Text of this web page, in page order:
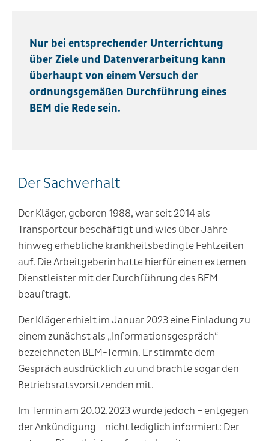
Nur bei entsprechender Unterrichtung
über Ziele und Datenverarbeitung kann
überhaupt von einem Versuch der
ordnungsgemäßen Durchführung eines
BEM die Rede sein.
Der Sachverhalt
Der Kläger, geboren 1988, war seit 2014 als
Transporteur beschäftigt und wies über Jahre
hinweg erhebliche krankheitsbedingte Fehlzeiten
auf. Die Arbeitgeberin hatte hierfür einen externen
Dienstleister mit der Durchführung des BEM
beauftragt.
Der Kläger erhielt im Januar 2023 eine Einladung zu
einem zunächst als „Informationsgespräch“
bezeichneten BEM-Termin. Er stimmte dem
Gespräch ausdrücklich zu und brachte sogar den
Betriebsratsvorsitzenden mit.
Im Termin am 20.02.2023 wurde jedoch – entgegen
der Ankündigung – nicht lediglich informiert: Der